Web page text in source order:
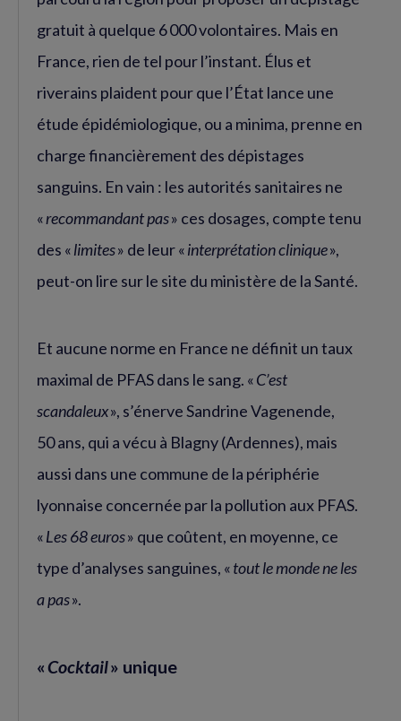
gratuit à quelque 6 000 volontaires. Mais en
France, rien de tel pour l’instant. Élus et
riverains plaident pour que l’État lance une
étude épidémiologique, ou a minima, prenne en
charge financièrement des dépistages
sanguins. En vain : les autorités sanitaires ne
«recommandant pas» ces dosages, compte tenu
des «limites» de leur «interprétation clinique»,
peut-on lire sur le site du ministère de la Santé.
Et aucune norme en France ne définit un taux
maximal de PFAS dans le sang. «C’est
scandaleux», s’énerve Sandrine Vagenende,
50 ans, qui a vécu à Blagny (Ardennes), mais
aussi dans une commune de la périphérie
lyonnaise concernée par la pollution aux PFAS.
«Les 68 euros» que coûtent, en moyenne, ce
type d’analyses sanguines, «tout le monde ne les
a pas».
«Cocktail» unique